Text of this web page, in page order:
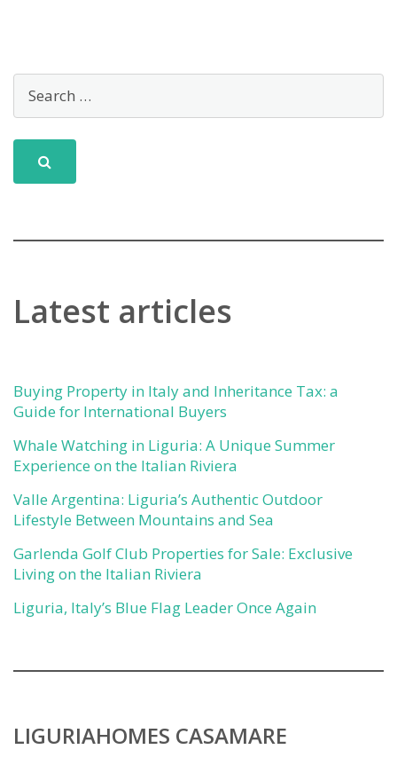
Latest articles
Buying Property in Italy and Inheritance Tax: a
Guide for International Buyers
Whale Watching in Liguria: A Unique Summer
Experience on the Italian Riviera
Valle Argentina: Liguria’s Authentic Outdoor
Lifestyle Between Mountains and Sea
Garlenda Golf Club Properties for Sale: Exclusive
Living on the Italian Riviera
Liguria, Italy’s Blue Flag Leader Once Again
LIGURIAHOMES CASAMARE